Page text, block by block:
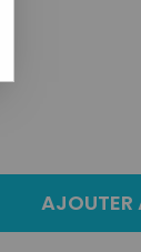
AJOUTER